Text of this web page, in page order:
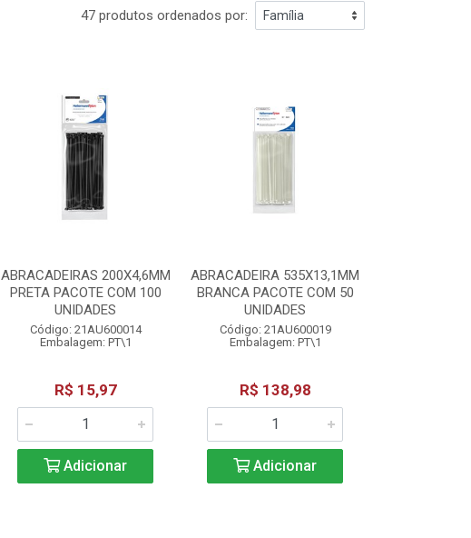
47 produtos ordenados por:
ABRACADEIRAS 200X4,6MM
PRETA PACOTE COM 100
UNIDADES
Código: 21AU600014
Embalagem: PT\1
R$ 15,97
Adicionar
ABRACADEIRA 535X13,1MM
BRANCA PACOTE COM 50
UNIDADES
Código: 21AU600019
Embalagem: PT\1
R$ 138,98
Adicionar